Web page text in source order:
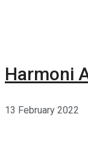
Harmoni
13 February 2022